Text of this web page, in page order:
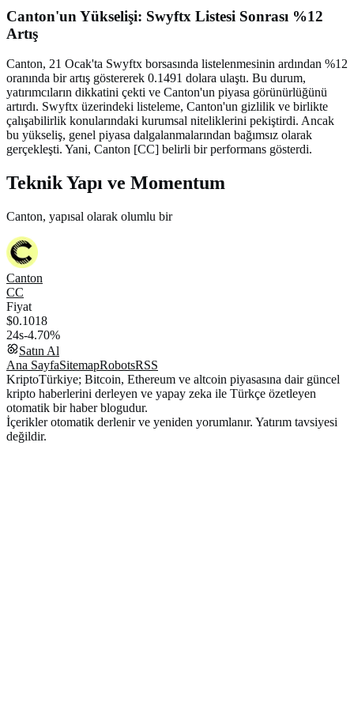
Canton'un Yükselişi: Swyftx Listesi Sonrası %12
Artış
Canton, 21 Ocak'ta Swyftx borsasında listelenmesinin ardından %12
oranında bir artış göstererek 0.1491 dolara ulaştı. Bu durum,
yatırımcıların dikkatini çekti ve Canton'un piyasa görünürlüğünü
artırdı. Swyftx üzerindeki listeleme, Canton'un gizlilik ve birlikte
çalışabilirlik konularındaki kurumsal niteliklerini pekiştirdi. Ancak
bu yükseliş, genel piyasa dalgalanmalarından bağımsız olarak
gerçekleşti. Yani, Canton [CC] belirli bir performans gösterdi.
Teknik Yapı ve Momentum
Canton, yapısal olarak olumlu bir
Canton
CC
Fiyat
$0.1018
24s-4.70%
Satın Al
Ana SayfaSitemapRobotsRSS
KriptoTürkiye; Bitcoin, Ethereum ve altcoin piyasasına dair güncel
kripto haberlerini derleyen ve yapay zeka ile Türkçe özetleyen
otomatik bir haber blogudur.
İçerikler otomatik derlenir ve yeniden yorumlanır. Yatırım tavsiyesi
değildir.